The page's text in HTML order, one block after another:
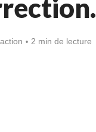
2 min de lecture